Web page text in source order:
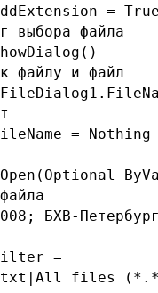
=
выбора файла
файлу и файл
= Nothing
БХВ-
= _
files